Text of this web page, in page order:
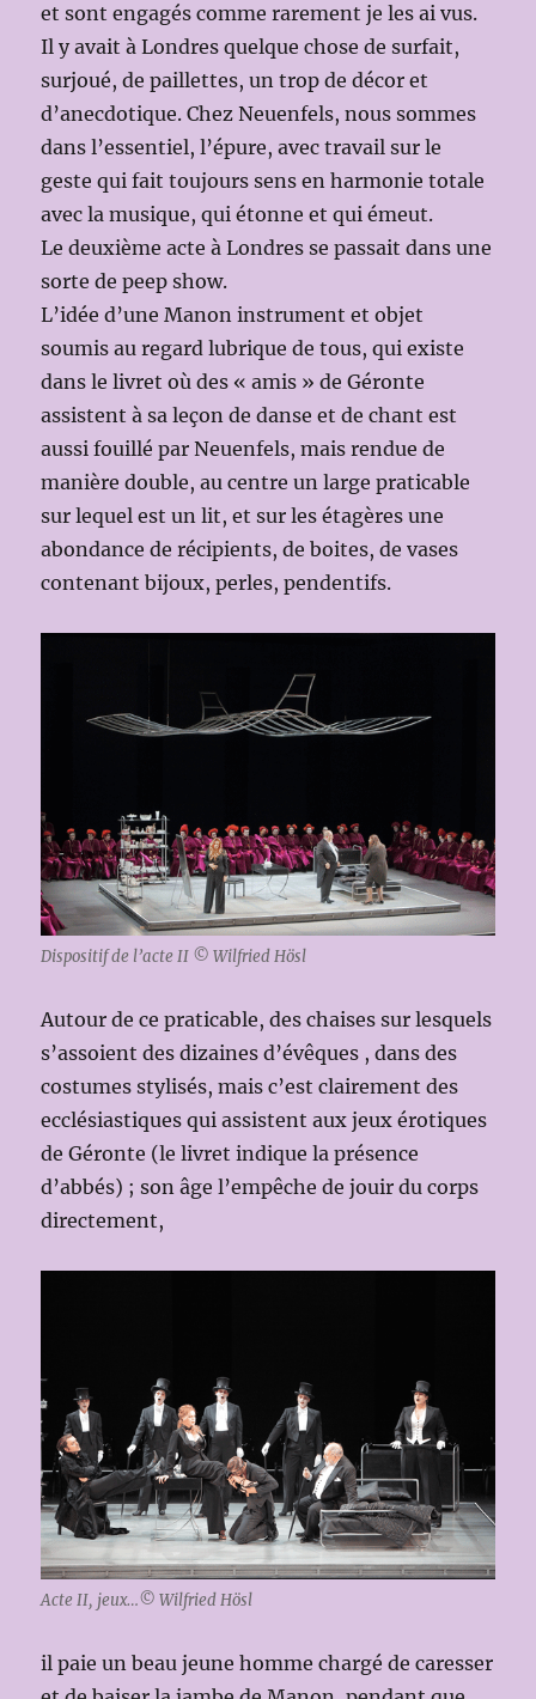
et sont engagés comme rarement je les ai vus.
Il y avait à Londres quelque chose de surfait,
surjoué, de paillettes, un trop de décor et
d’anecdotique. Chez Neuenfels, nous sommes
dans l’essentiel, l’épure, avec travail sur le
geste qui fait toujours sens en harmonie totale
avec la musique, qui étonne et qui émeut.
Le deuxième acte à Londres se passait dans une
sorte de peep show.
L’idée d’une Manon instrument et objet
soumis au regard lubrique de tous, qui existe
dans le livret où des « amis » de Géronte
assistent à sa leçon de danse et de chant est
aussi fouillé par Neuenfels, mais rendue de
manière double, au centre un large praticable
sur lequel est un lit, et sur les étagères une
abondance de récipients, de boites, de vases
contenant bijoux, perles, pendentifs.
Dispositif de l’acte II © Wilfried Hösl
Autour de ce praticable, des chaises sur lesquels
s’assoient des dizaines d’évêques , dans des
costumes stylisés, mais c’est clairement des
ecclésiastiques qui assistent aux jeux érotiques
de Géronte (le livret indique la présence
d’abbés) ; son âge l’empêche de jouir du corps
directement,
Acte II, jeux…© Wilfried Hösl
il paie un beau jeune homme chargé de caresser